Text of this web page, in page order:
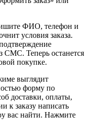
ФИО, телефон и
условия заказа.
СМС. Теперь останется
покупке.
выглядит
форму по
доставки, оплаты,
к заказу написать
вас найти. Нажмите